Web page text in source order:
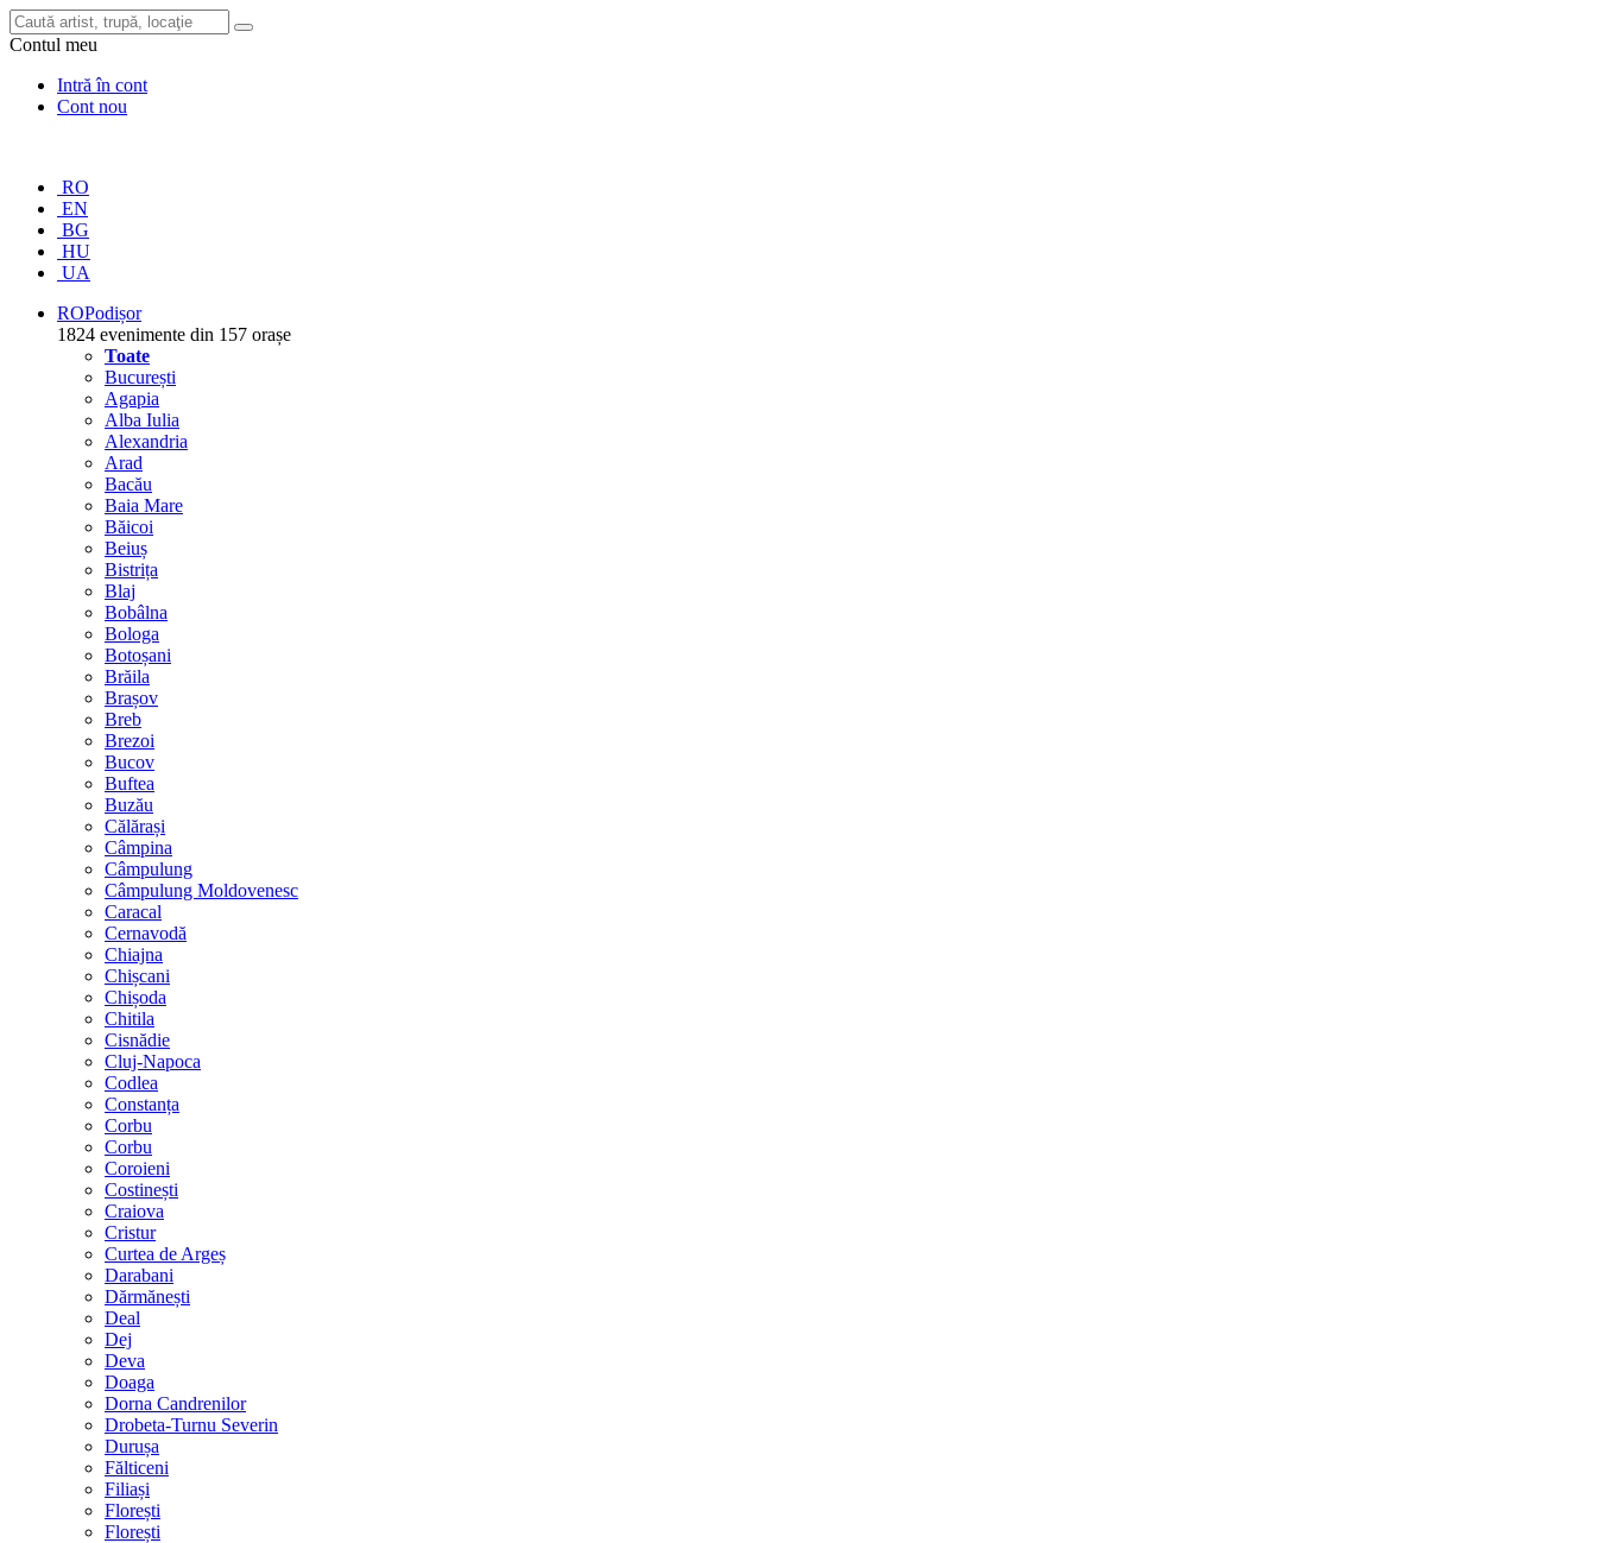
Contul meu
Intră în cont
Cont nou
RO
EN
BG
HU
UA
ROPodișor
1824 evenimente din 157 orașe
Toate
București
Agapia
Alba Iulia
Alexandria
Arad
Bacău
Baia Mare
Băicoi
Beiuș
Bistrița
Blaj
Bobâlna
Bologa
Botoșani
Brăila
Brașov
Breb
Brezoi
Bucov
Buftea
Buzău
Călărași
Câmpina
Câmpulung
Câmpulung Moldovenesc
Caracal
Cernavodă
Chiajna
Chișcani
Chișoda
Chitila
Cisnădie
Cluj-Napoca
Codlea
Constanța
Corbu
Corbu
Coroieni
Costinești
Craiova
Cristur
Curtea de Argeș
Darabani
Dărmănești
Deal
Dej
Deva
Doaga
Dorna Candrenilor
Drobeta-Turnu Severin
Durușa
Fălticeni
Filiași
Florești
Florești